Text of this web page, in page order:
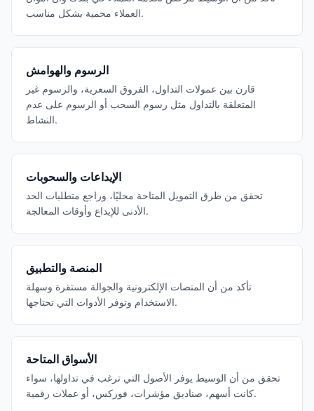
العملاء محمية بشكل مناسب.
الرسوم والهوامش
قارن بين عمولات التداول، الفروق السعرية، والرسوم غير
المتعلقة بالتداول مثل رسوم السحب أو الرسوم على عدم
النشاط.
الإيداعات والسحوبات
تحقق من طرق التمويل المتاحة محليًا، وراجع متطلبات الحد
الأدنى للإيداع وأوقات المعالجة.
المنصة والتطبيق
تأكد من أن المنصات الإلكترونية والجوالة مستقرة وسهلة
الاستخدام وتوفر الأدوات التي تحتاجها.
الأسواق المتاحة
تحقق من أن الوسيط يوفر الأصول التي ترغب في تداولها، سواء
كانت أسهم، صناديق مؤشرات، فوركس، أو عملات رقمية.